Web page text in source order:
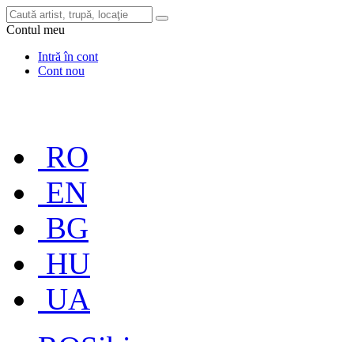
Contul meu
Intră în cont
Cont nou
RO
EN
BG
HU
UA